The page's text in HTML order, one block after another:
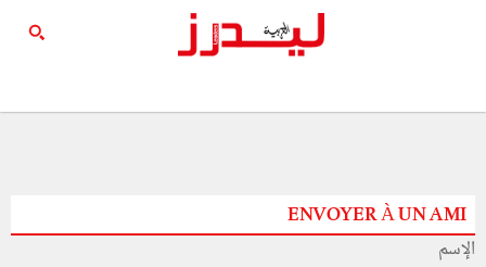
ENVOYER À UN AMI
الإسم